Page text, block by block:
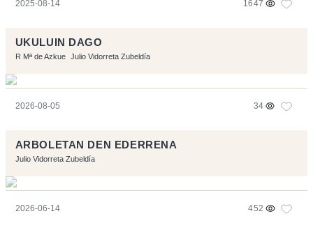
2025-08-14 1647
UKULUIN DAGO
R Mª de Azkue Julio Vidorreta Zubeldía
2026-08-05 34
ARBOLETAN DEN EDERRENA
Julio Vidorreta Zubeldía
2026-06-14 452